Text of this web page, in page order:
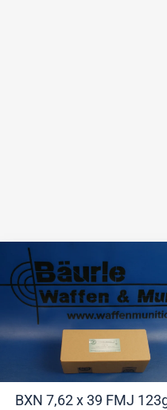
BXN 7,62 x 39 FMJ